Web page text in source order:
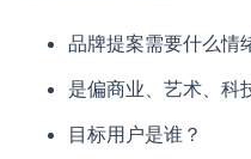
品牌提案需要什么情
是偏商业、艺术、科
目标用户是谁？